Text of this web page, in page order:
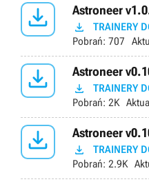
 Astroneer
 TRAINERY
Pobrań: 707
 Astroneer
 TRAINERY
Pobrań: 2K
 Astroneer
 TRAINERY
Pobrań: 2.9K